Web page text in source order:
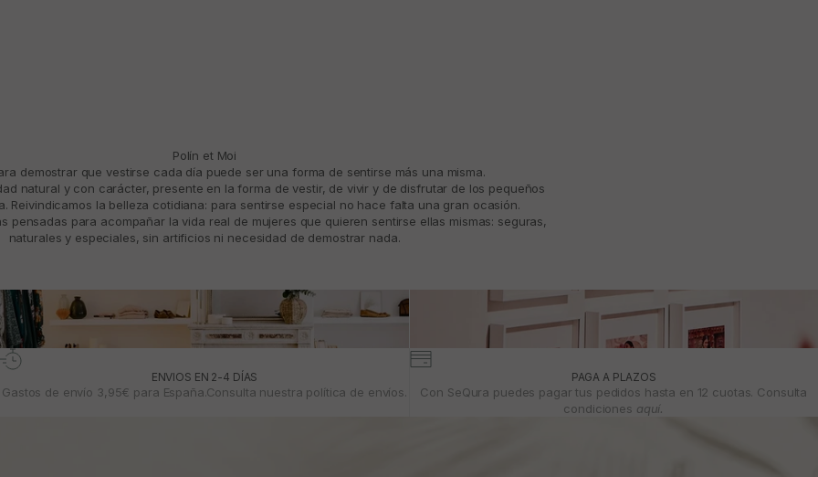
Polín et Moi
demostrar que vestirse cada día puede ser una forma de sentirse más una misma.
natural y con carácter, presente en la forma de vestir, de vivir y de disfrutar de los pequeños
Reivindicamos la belleza cotidiana: para sentirse especial no hace falta una gran ocasión.
pensadas para acompañar la vida real de mujeres que quieren sentirse ellas mismas: seguras,
naturales y especiales, sin artificios ni necesidad de demostrar nada.
ENVIOS EN 2-4 DÍAS
Gastos de envío 3,95€ para España.Consulta nuestra política de envíos.
PAGA A PLAZOS
Con SeQura puedes pagar tus pedidos hasta en 12 cuotas. Consulta
condiciones aquí.